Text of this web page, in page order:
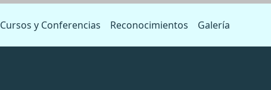
Cursos y Conferencias Reconocimientos Galería